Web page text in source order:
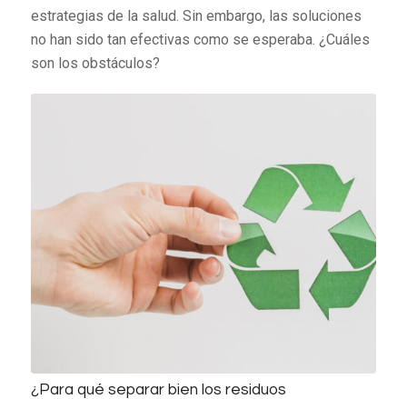
estrategias de la salud. Sin embargo, las soluciones
no han sido tan efectivas como se esperaba. ¿Cuáles
son los obstáculos?
¿Para qué separar bien los residuos